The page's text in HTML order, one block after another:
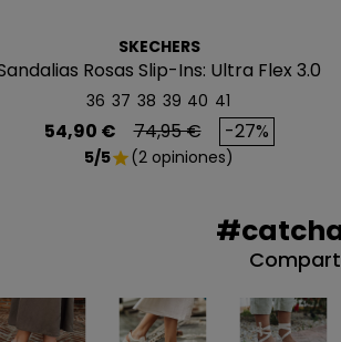
SKECHERS
Rosas Slip-Ins: Ultra Flex 3.0
36 37 38 39 40 41
Precio
54,90 € Precio base
74,95 € -27%
5/5star(2 opiniones)